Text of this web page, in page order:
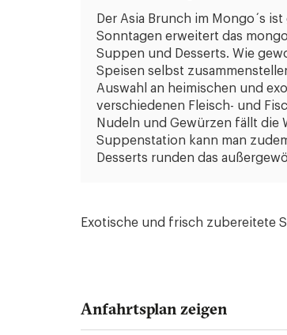
Der Asia Brunch im Mongo´s
Sonntagen erweitert das
Suppen und Desserts. Wie
Speisen selbst
Auswahl an heimischen und
verschiedenen Fleisch- und
Nudeln und Gewürzen fällt die
Suppenstation kann man
Desserts runden das
Exotische und frisch zubereitete
Anfahrtsplan zeigen